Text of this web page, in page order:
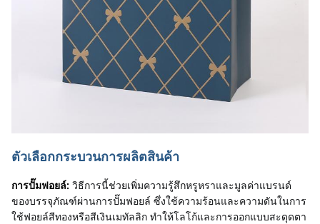
ตัวเลือกกระบวนการผลิตสินค้า
การปั๊มฟอยล์: วิธีการนี้ช่วยเพิ่มความรู้สึกหรูหราและมูลค่าแบรนด์
ของบรรจุภัณฑ์ผ่านการปั๊มฟอยล์ ซึ่งใช้ความร้อนและความดันในการ
ใช้ฟอยล์สีทองหรือสีเงินเมทัลลิก ทำให้โลโก้และการออกแบบสะดุดตา